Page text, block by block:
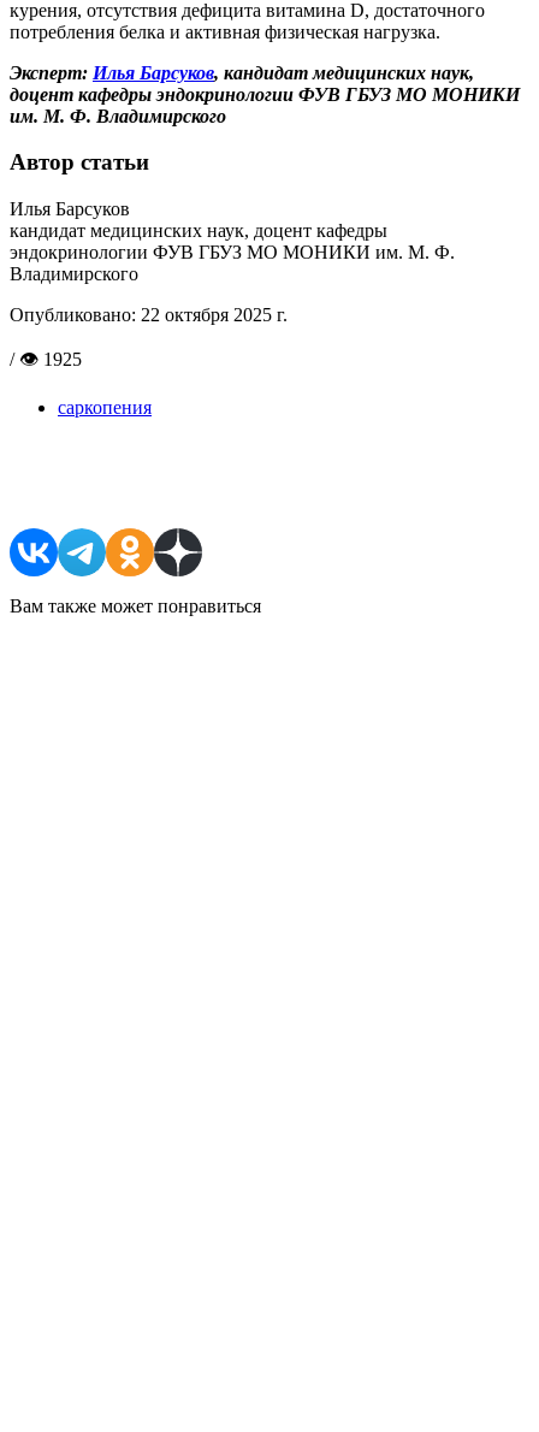
курения, отсутствия дефицита витамина D, достаточного
потребления белка и активная физическая нагрузка.
Эксперт: Илья Барсуков, кандидат медицинских наук,
доцент кафедры эндокринологии ФУВ ГБУЗ МО МОНИКИ
им. М. Ф. Владимирского
Автор статьи
Илья Барсуков
кандидат медицинских наук, доцент кафедры
эндокринологии ФУВ ГБУЗ МО МОНИКИ им. М. Ф.
Владимирского
Опубликовано: 22 октября 2025 г.
/ 👁 1925
саркопения
Вам также может понравиться